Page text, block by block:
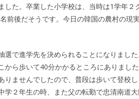
た。卒業した小学校は、当時は1学年２
前後だそうです。今日の韓国の農村の現
で進学先を決められることになりまし
ら歩いて40分かかるところにありまし
ませんでしたので、普段は歩いて登校
２年生の時、また父の転勤で忠清南道